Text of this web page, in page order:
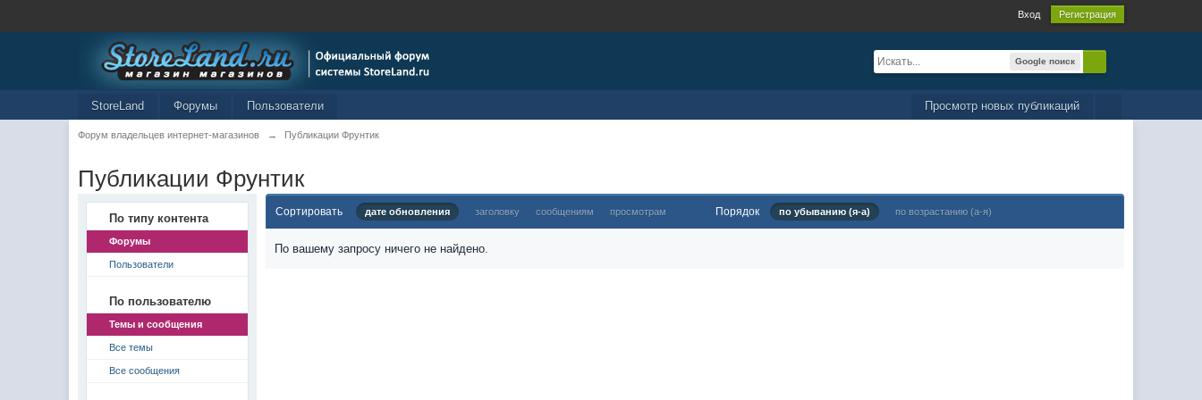
Вход Регистрация
Google поиск
Просмотр новых публикаций
StoreLand Форумы Пользователи
Форум владельцев интернет-магазинов → Публикации Фрунтик
Публикации Фрунтик
По типу контента
Форумы
Пользователи
По пользователю
Темы и сообщения
Все темы
Все сообщения
Сортировать дате обновления заголовку сообщениям просмотрам Порядок по убыванию (я-а) по возрастанию (а-я)
По вашему запросу ничего не найдено.